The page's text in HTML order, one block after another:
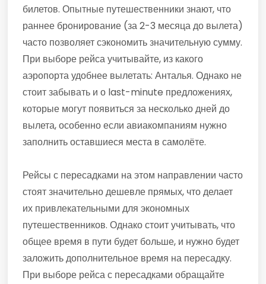
билетов. Опытные путешественники знают, что
раннее бронирование (за 2-3 месяца до вылета)
часто позволяет сэкономить значительную сумму.
При выборе рейса учитывайте, из какого
аэропорта удобнее вылетать: Анталья. Однако не
стоит забывать и о last-minute предложениях,
которые могут появиться за несколько дней до
вылета, особенно если авиакомпаниям нужно
заполнить оставшиеся места в самолёте.
Рейсы с пересадками на этом направлении часто
стоят значительно дешевле прямых, что делает
их привлекательными для экономных
путешественников. Однако стоит учитывать, что
общее время в пути будет больше, и нужно будет
заложить дополнительное время на пересадку.
При выборе рейса с пересадками обращайте